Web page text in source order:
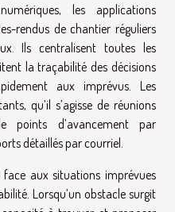
les applications
rendus de chantier réguliers
Ils centralisent toutes les
la traçabilité des décisions
aux imprévus. Les
qu’il s’agisse de réunions
points d’avancement par
détaillés par courriel.
aux situations imprévues
Lorsqu’un obstacle surgit